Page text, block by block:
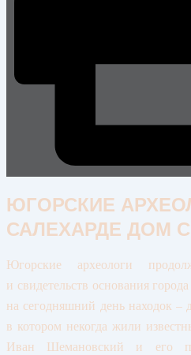
ЮГОРСКИЕ
САЛЕХАРДЕ ДОМ
Югорские археологи
и свидетельств основания
на сегодняшний день находок –
в котором некогда жили
Иван Шемановский и его